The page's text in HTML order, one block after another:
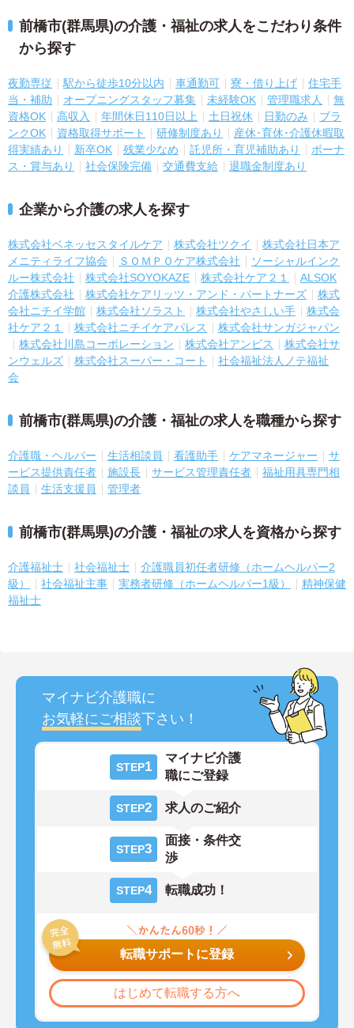
前橋市(群馬県)の介護・福祉の求人をこだわり条件
から探す
夜勤専従 駅から徒歩10分以内 車通勤可 寮・借り上げ
住宅手
当・補助
オープニングスタッフ募集 未経験OK 管理職求人
無
資格OK
高収入 年間休日110日以上 土日祝休 日勤のみ
ブラ
ンクOK
資格取得サポート 研修制度あり
産休･育休･介護休暇取
得実績あり
新卒OK 残業少なめ 託児所・育児補助あり
ボーナ
ス・賞与あり
社会保険完備 交通費支給 退職金制度あり
企業から介護の求人を探す
株式会社ベネッセスタイルケア 株式会社ツクイ
株式会社日本ア
メニティライフ協会
ＳＯＭＰＯケア株式会社
ソーシャルインク
ルー株式会社
株式会社SOYOKAZE 株式会社ケア２１
ALSOK
介護株式会社
株式会社ケアリッツ・アンド・パートナーズ
株式
会社ニチイ学館
株式会社ソラスト 株式会社やさしい手
株式会
社ケア２１
株式会社ニチイケアパレス
株式会社サンガジャパン
株式会社川島コーポレーション
株式会社アンビス
株式会社サ
ンウェルズ
株式会社スーパー・コート
社会福祉法人ノテ福祉
会
前橋市(群馬県)の介護・福祉の求人を職種から探す
介護職・ヘルパー 生活相談員 看護助手 ケアマネージャー
サ
ービス提供責任者
施設長 サービス管理責任者
福祉用具専門相
談員
生活支援員 管理者
前橋市(群馬県)の介護・福祉の求人を資格から探す
介護福祉士 社会福祉士
介護職員初任者研修（ホームヘルパー2
級）
社会福祉主事 実務者研修（ホームヘルパー1級）
精神保健
福祉士
マイナビ介護職に
お気軽にご相談下さい！
STEP1
マイナビ介護
職にご登録
STEP2 求人のご紹介
STEP3
面接・条件交
渉
STEP4 転職成功！
転職サポートに登録
はじめて転職する方へ